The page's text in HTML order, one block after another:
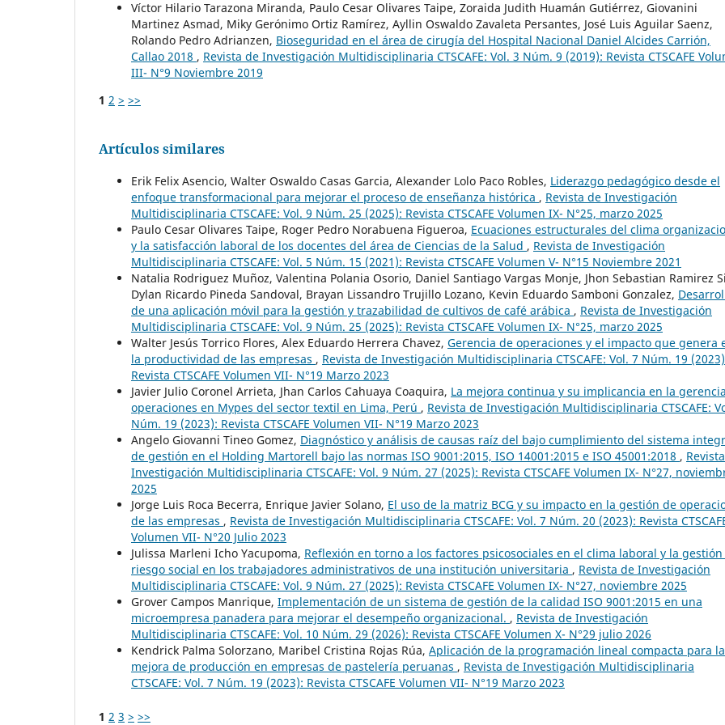
Víctor Hilario Tarazona Miranda, Paulo Cesar Olivares Taipe, Zoraida Judith Huamán Gutiérrez, Giovanini
Martinez Asmad, Miky Gerónimo Ortiz Ramírez, Ayllin Oswaldo Zavaleta Persantes, José Luis Aguilar Saenz,
Rolando Pedro Adrianzen, Bioseguridad en el área de cirugía del Hospital Nacional Daniel Alcides Carrión,
Callao 2018 , Revista de Investigación Multidisciplinaria CTSCAFE: Vol. 3 Núm. 9 (2019): Revista CTSCAFE
III- N°9 Noviembre 2019
1 2 > >>
Artículos similares
Erik Felix Asencio, Walter Oswaldo Casas Garcia, Alexander Lolo Paco Robles, Liderazgo pedagógico desde el
enfoque transformacional para mejorar el proceso de enseñanza histórica , Revista de Investigación
Multidisciplinaria CTSCAFE: Vol. 9 Núm. 25 (2025): Revista CTSCAFE Volumen IX- N°25, marzo 2025
Paulo Cesar Olivares Taipe, Roger Pedro Norabuena Figueroa, Ecuaciones estructurales del clima
y la satisfacción laboral de los docentes del área de Ciencias de la Salud , Revista de Investigación
Multidisciplinaria CTSCAFE: Vol. 5 Núm. 15 (2021): Revista CTSCAFE Volumen V- N°15 Noviembre 2021
Natalia Rodriguez Muñoz, Valentina Polania Osorio, Daniel Santiago Vargas Monje, Jhon Sebastian Ramirez
Dylan Ricardo Pineda Sandoval, Brayan Lissandro Trujillo Lozano, Kevin Eduardo Samboni Gonzalez,
de una aplicación móvil para la gestión y trazabilidad de cultivos de café arábica , Revista de Investigación
Multidisciplinaria CTSCAFE: Vol. 9 Núm. 25 (2025): Revista CTSCAFE Volumen IX- N°25, marzo 2025
Walter Jesús Torrico Flores, Alex Eduardo Herrera Chavez, Gerencia de operaciones y el impacto que genera
la productividad de las empresas , Revista de Investigación Multidisciplinaria CTSCAFE: Vol. 7 Núm. 19
Revista CTSCAFE Volumen VII- N°19 Marzo 2023
Javier Julio Coronel Arrieta, Jhan Carlos Cahuaya Coaquira, La mejora continua y su implicancia en la
operaciones en Mypes del sector textil en Lima, Perú , Revista de Investigación Multidisciplinaria CTSCAFE:
Núm. 19 (2023): Revista CTSCAFE Volumen VII- N°19 Marzo 2023
Angelo Giovanni Tineo Gomez, Diagnóstico y análisis de causas raíz del bajo cumplimiento del sistema
de gestión en el Holding Martorell bajo las normas ISO 9001:2015, ISO 14001:2015 e ISO 45001:2018 ,
Investigación Multidisciplinaria CTSCAFE: Vol. 9 Núm. 27 (2025): Revista CTSCAFE Volumen IX- N°27,
2025
Jorge Luis Roca Becerra, Enrique Javier Solano, El uso de la matriz BCG y su impacto en la gestión de
de las empresas , Revista de Investigación Multidisciplinaria CTSCAFE: Vol. 7 Núm. 20 (2023): Revista
Volumen VII- N°20 Julio 2023
Julissa Marleni Icho Yacupoma, Reflexión en torno a los factores psicosociales en el clima laboral y la
riesgo social en los trabajadores administrativos de una institución universitaria , Revista de Investigación
Multidisciplinaria CTSCAFE: Vol. 9 Núm. 27 (2025): Revista CTSCAFE Volumen IX- N°27, noviembre 2025
Grover Campos Manrique, Implementación de un sistema de gestión de la calidad ISO 9001:2015 en una
microempresa panadera para mejorar el desempeño organizacional. , Revista de Investigación
Multidisciplinaria CTSCAFE: Vol. 10 Núm. 29 (2026): Revista CTSCAFE Volumen X- N°29 julio 2026
Kendrick Palma Solorzano, Maribel Cristina Rojas Rúa, Aplicación de la programación lineal compacta para la
mejora de producción en empresas de pastelería peruanas , Revista de Investigación Multidisciplinaria
CTSCAFE: Vol. 7 Núm. 19 (2023): Revista CTSCAFE Volumen VII- N°19 Marzo 2023
1 2 3 > >>